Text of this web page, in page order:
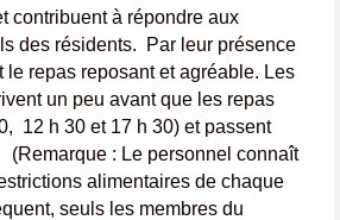
contribuent à répondre aux
des résidents. Par leur présence
le repas reposant et agréable. Les
un peu avant que les repas
12 h 30 et 17 h 30) et passent
: Le personnel connaît
alimentaires de chaque
seuls les membres du